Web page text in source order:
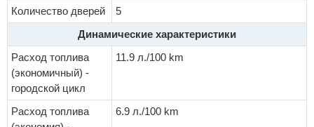
Количество дверей
5
Динамические характеристики
Расход топлива
(экономичный) -
городской цикл
11.9 л./100 km
Расход топлива
6.9 л./100 km